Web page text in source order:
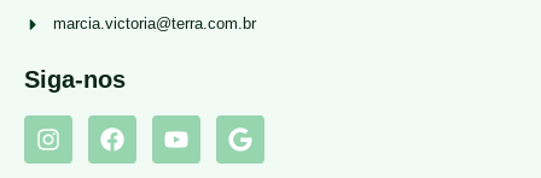
marcia.victoria@terra.com.br
Siga-nos